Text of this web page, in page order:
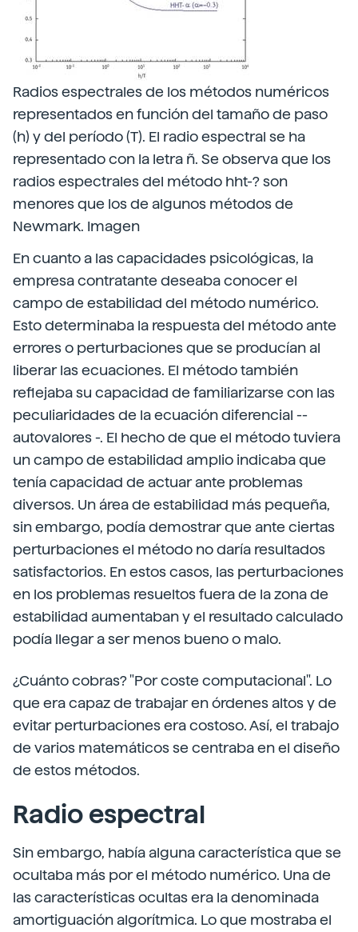
Radios espectrales de los métodos numéricos
representados en función del tamaño de paso
(h) y del período (T). El radio espectral se ha
representado con la letra ñ. Se observa que los
radios espectrales del método hht-? son
menores que los de algunos métodos de
Newmark. Imagen
En cuanto a las capacidades psicológicas, la
empresa contratante deseaba conocer el
campo de estabilidad del método numérico.
Esto determinaba la respuesta del método ante
errores o perturbaciones que se producían al
liberar las ecuaciones. El método también
reflejaba su capacidad de familiarizarse con las
peculiaridades de la ecuación diferencial --
autovalores -. El hecho de que el método tuviera
un campo de estabilidad amplio indicaba que
tenía capacidad de actuar ante problemas
diversos. Un área de estabilidad más pequeña,
sin embargo, podía demostrar que ante ciertas
perturbaciones el método no daría resultados
satisfactorios. En estos casos, las perturbaciones
en los problemas resueltos fuera de la zona de
estabilidad aumentaban y el resultado calculado
podía llegar a ser menos bueno o malo.
¿Cuánto cobras? "Por coste computacional". Lo
que era capaz de trabajar en órdenes altos y de
evitar perturbaciones era costoso. Así, el trabajo
de varios matemáticos se centraba en el diseño
de estos métodos.
Radio espectral
Sin embargo, había alguna característica que se
ocultaba más por el método numérico. Una de
las características ocultas era la denominada
amortiguación algorítmica. Lo que mostraba el